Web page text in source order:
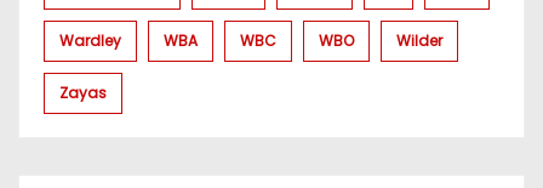
Wardley WBA WBC WBO Wilder
Zayas